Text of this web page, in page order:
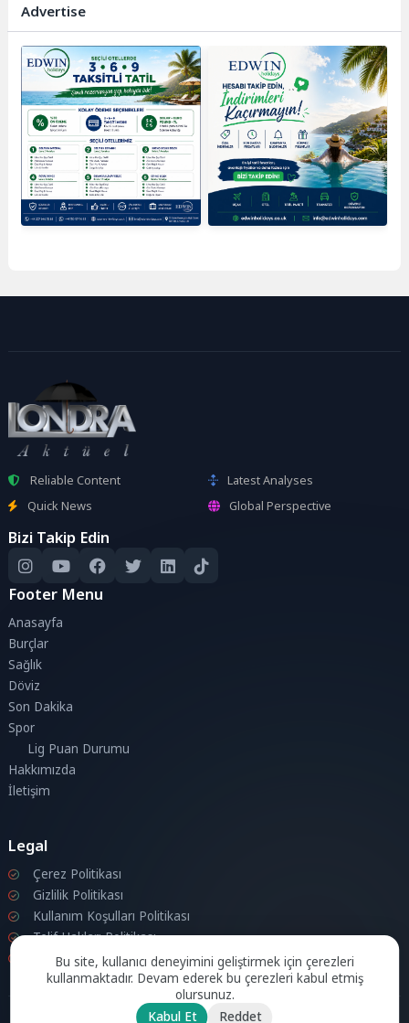
Advertise
Reliable Content
Latest Analyses
Quick News
Global Perspective
Bizi Takip Edin
Footer Menu
Anasayfa
Burçlar
Sağlık
Döviz
Son Dakika
Spor
Lig Puan Durumu
Hakkımızda
İletişim
Legal
Çerez Politikası
Gizlilik Politikası
Kullanım Koşulları Politikası
Telif Hakları Politikası
İletişim
Bu site, kullanıcı deneyimini geliştirmek için çerezleri
kullanmaktadır. Devam ederek bu çerezleri kabul etmiş
olursunuz.
Kabul Et
Reddet